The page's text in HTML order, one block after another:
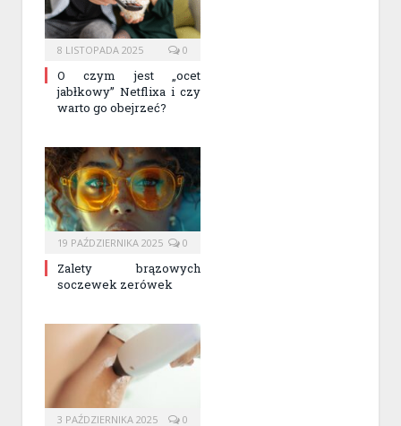
8 LISTOPADA 2025 0
O czym jest „ocet
jabłkowy” Netflixa i czy
warto go obejrzeć?
19 PAŹDZIERNIKA 2025 0
Zalety brązowych
soczewek zerówek
3 PAŹDZIERNIKA 2025 0